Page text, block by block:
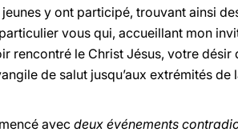
y ont participé, trouvant ainsi
vous qui, accueillant mon
rencontré le Christ Jésus, votre
de salut jusqu’aux extrémités de
avec deux événements